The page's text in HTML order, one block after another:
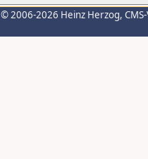
© 2006-2026 Heinz Herzog,